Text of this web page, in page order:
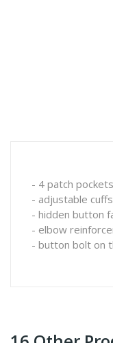
- 4 patch
- adjustable
- hidden button
- elbow
- button bolt on